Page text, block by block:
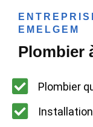
EMELGEM
Plombier
Plombier